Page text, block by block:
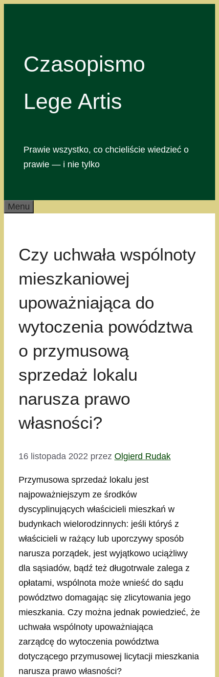
Czasopismo
Lege Artis
Prawie wszystko, co chcieliście wiedzieć o
prawie — i nie tylko
Menu
Czy uchwała wspólnoty
mieszkaniowej
upoważniająca do
wytoczenia powództwa
o przymusową
sprzedaż lokalu
narusza prawo
własności?
16 listopada 2022 przez Olgierd Rudak
Przymusowa sprzedaż lokalu jest
najpoważniejszym ze środków
dyscyplinujących właścicieli mieszkań w
budynkach wielorodzinnych: jeśli któryś z
właścicieli w rażący lub uporczywy sposób
narusza porządek, jest wyjątkowo uciążliwy
dla sąsiadów, bądź też długotrwale zalega z
opłatami, wspólnota może wnieść do sądu
powództwo domagając się zlicytowania jego
mieszkania. Czy można jednak powiedzieć, że
uchwała wspólnoty upoważniająca
zarządcę do wytoczenia powództwa
dotyczącego przymusowej licytacji mieszkania
narusza prawo własności?